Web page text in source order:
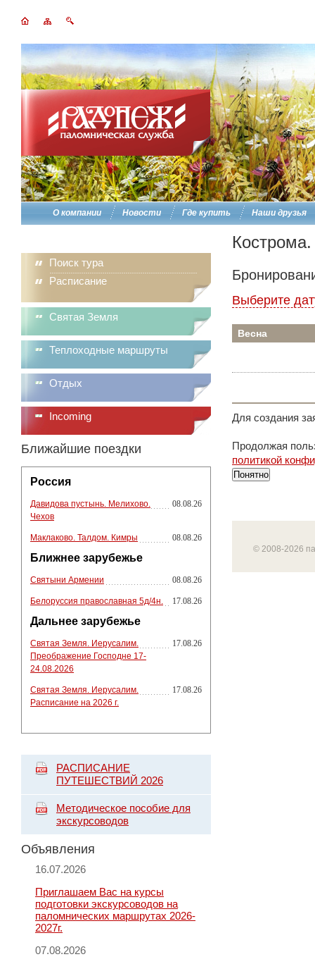
О компании Новости Где купить Наши друзья
Поиск тура
Расписание
Святая Земля
Теплоходные маршруты
Отдых
Incoming
Ближайшие поездки
Россия
Давидова пустынь. Мелихово.
Чехов
08.08.26
Маклаково. Талдом. Кимры 08.08.26
Ближнее зарубежье
Святыни Армении 08.08.26
Белоруссия православная 5д/4н. 17.08.26
Дальнее зарубежье
Святая Земля. Иерусалим.
Преображение Господне 17-
24.08.2026
17.08.26
Святая Земля. Иерусалим.
Расписание на 2026 г.
17.08.26
РАСПИСАНИЕ
ПУТЕШЕСТВИЙ 2026
Методическое пособие для
экскурсоводов
Объявления
16.07.2026
Приглашаем Вас на курсы
подготовки экскурсоводов на
паломнических маршрутах 2026-
2027г.
07.08.2026
Выберите
Весна
Для создания
Продолжая
политикой
Понятно
© 2008-2026